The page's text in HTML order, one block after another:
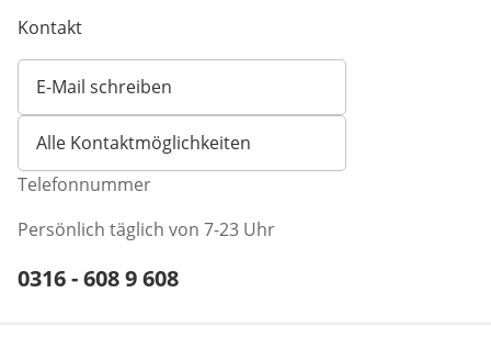
Kontakt
E-Mail schreiben
Öffnet E-Mail-Client
Alle Kontaktmöglichkeiten
Telefonnummer
Persönlich täglich von 7-23 Uhr
Telefonnummer:
0316 - 608 9 608